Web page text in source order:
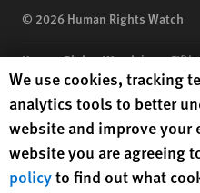
© 2026 Human Rights Watch
Human Rights Watch| 350 Fifth
10118-3299USA|t
Human Rights Watchis a
under EIN: 13-2875808
Human Rights Watch
We use cookies, tracking
analytics tools to better
website and improve your
website you are agreeing
policyto find out what